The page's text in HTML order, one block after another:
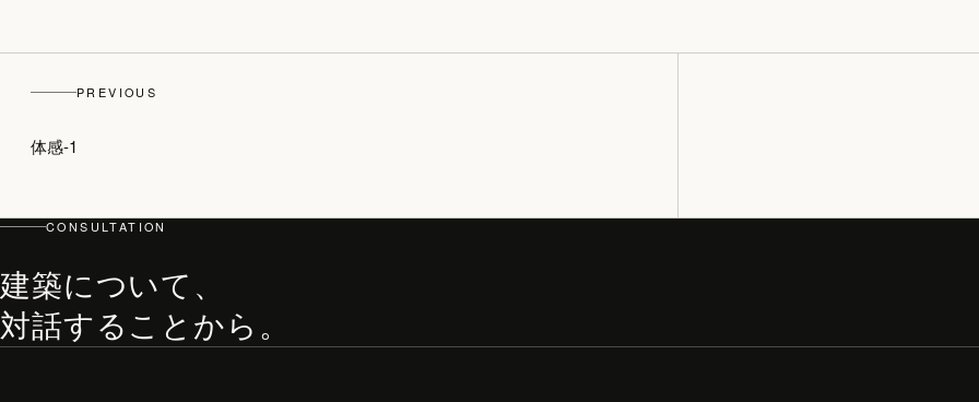
PREVIOUS
体感-1
CONSULTATION
建築について、
対話することから。